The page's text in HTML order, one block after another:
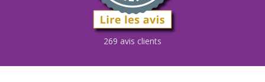
269 avis clients